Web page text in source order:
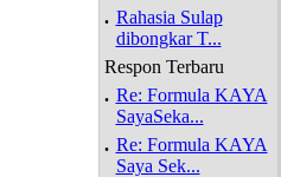
. Rahasia Sulap
dibongkar T...
Respon Terbaru
. Re: Formula KAYA
SayaSeka...
. Re: Formula KAYA
Saya Sek...